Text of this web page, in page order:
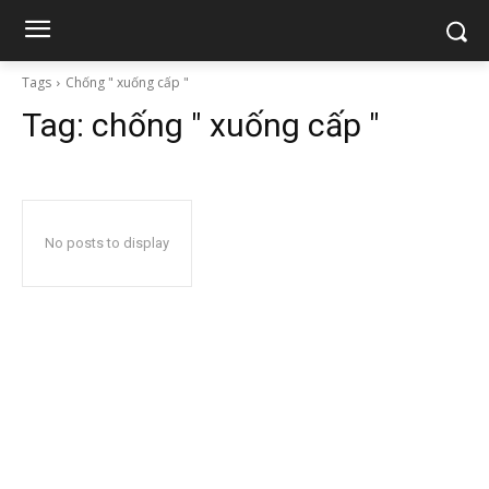
Tags Chống " xuống cấp "
Tag: chống " xuống cấp "
No posts to display